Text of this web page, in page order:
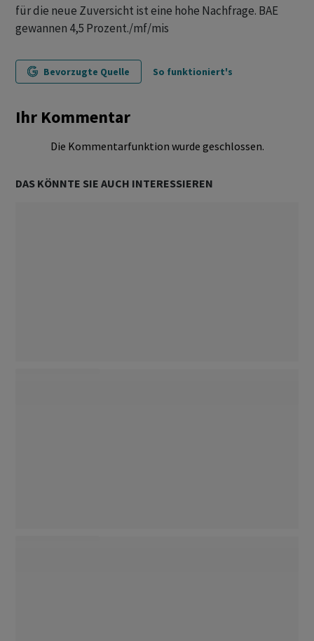
für die neue Zuversicht ist eine hohe Nachfrage. BAE
gewannen 4,5 Prozent./mf/mis
Bevorzugte Quelle So funktioniert's
Ihr Kommentar
Die Kommentarfunktion wurde geschlossen.
DAS KÖNNTE SIE AUCH INTERESSIEREN